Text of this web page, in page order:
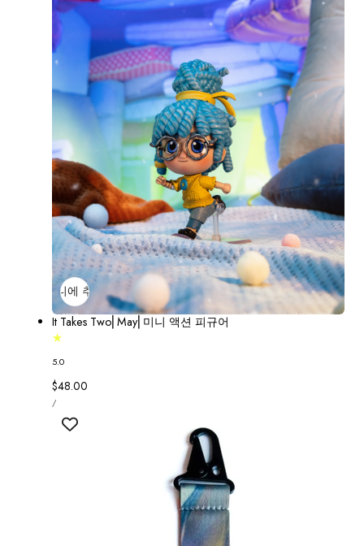
장바구니에 추가 매진
It Takes Two⎢May⎢미니 액션 피규어
5.0
정
가
$48.00
단
가/당